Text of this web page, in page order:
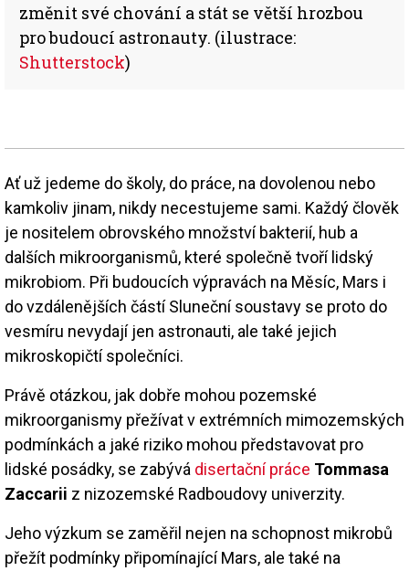
změnit své chování a stát se větší hrozbou
pro budoucí astronauty. (ilustrace:
Shutterstock)
Ať už jedeme do školy, do práce, na dovolenou nebo
kamkoliv jinam, nikdy necestujeme sami. Každý člověk
je nositelem obrovského množství bakterií, hub a
dalších mikroorganismů, které společně tvoří lidský
mikrobiom. Při budoucích výpravách na Měsíc, Mars i
do vzdálenějších částí Sluneční soustavy se proto do
vesmíru nevydají jen astronauti, ale také jejich
mikroskopičtí společníci.
Právě otázkou, jak dobře mohou pozemské
mikroorganismy přežívat v extrémních mimozemských
podmínkách a jaké riziko mohou představovat pro
lidské posádky, se zabývá disertační práce Tommasa
Zaccarii z nizozemské Radboudovy univerzity.
Jeho výzkum se zaměřil nejen na schopnost mikrobů
přežít podmínky připomínající Mars, ale také na